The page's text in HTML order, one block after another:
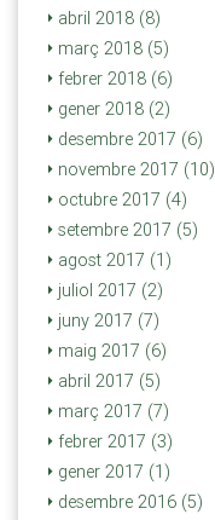
abril 2018 (8)
març 2018 (5)
febrer 2018 (6)
gener 2018 (2)
desembre 2017 (6)
novembre 2017 (10)
octubre 2017 (4)
setembre 2017 (5)
agost 2017 (1)
juliol 2017 (2)
juny 2017 (7)
maig 2017 (6)
abril 2017 (5)
març 2017 (7)
febrer 2017 (3)
gener 2017 (1)
desembre 2016 (5)